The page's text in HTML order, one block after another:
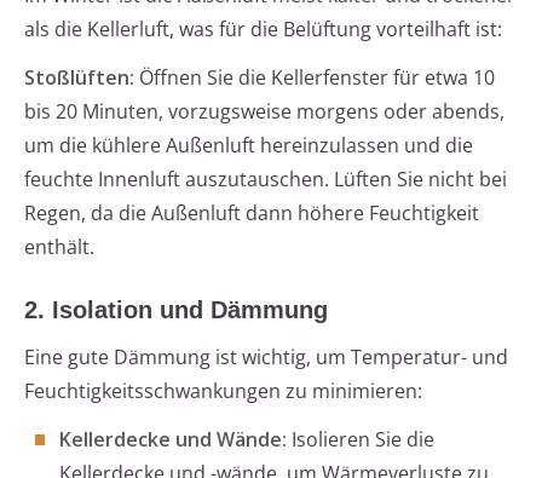
als die Kellerluft, was für die Belüftung vorteilhaft ist:
Stoßlüften: Öffnen Sie die Kellerfenster für etwa 10
bis 20 Minuten, vorzugsweise morgens oder abends,
um die kühlere Außenluft hereinzulassen und die
feuchte Innenluft auszutauschen. Lüften Sie nicht bei
Regen, da die Außenluft dann höhere Feuchtigkeit
enthält.
2. Isolation und Dämmung
Eine gute Dämmung ist wichtig, um Temperatur- und
Feuchtigkeitsschwankungen zu minimieren:
Kellerdecke und Wände: Isolieren Sie die